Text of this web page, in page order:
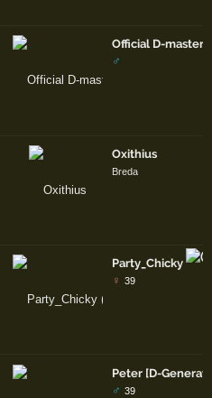
Official D-master
♂
Oxithius
Breda
Party_Chicky
♀ 39
Peter [D-
♂ 39